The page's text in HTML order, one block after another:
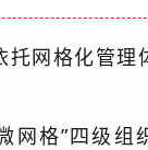
网格化管理
格”四级组